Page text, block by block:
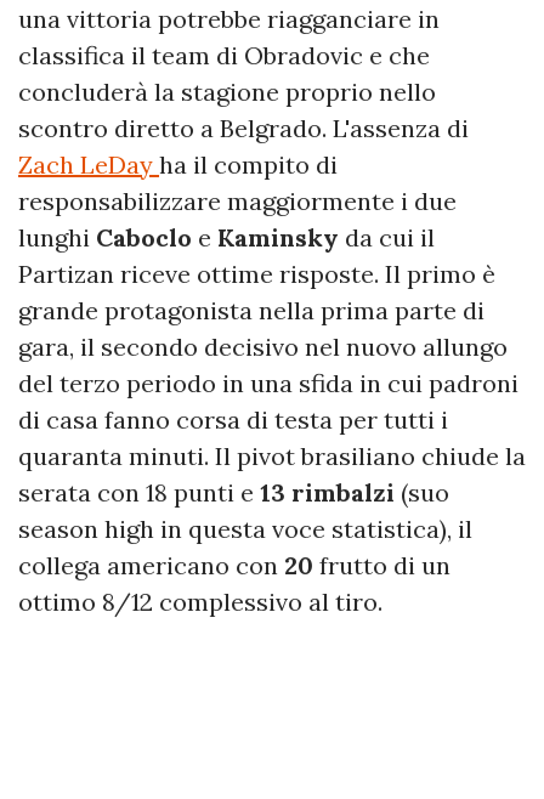
una vittoria potrebbe riagganciare in
classifica il team di Obradovic e che
concluderà la stagione proprio nello
scontro diretto a Belgrado. L'assenza di
Zach LeDay ha il compito di
responsabilizzare maggiormente i due
lunghi Caboclo e Kaminsky da cui il
Partizan riceve ottime risposte. Il primo è
grande protagonista nella prima parte di
gara, il secondo decisivo nel nuovo allungo
del terzo periodo in una sfida in cui padroni
di casa fanno corsa di testa per tutti i
quaranta minuti. Il pivot brasiliano chiude la
serata con 18 punti e 13 rimbalzi (suo
season high in questa voce statistica), il
collega americano con 20 frutto di un
ottimo 8/12 complessivo al tiro.